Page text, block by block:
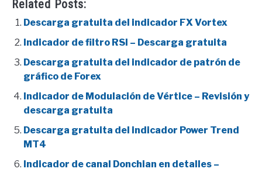
Related Posts:
Descarga gratuita del indicador FX Vortex
Indicador de filtro RSI – Descarga gratuita
Descarga gratuita del indicador de patrón de
gráfico de Forex
Indicador de Modulación de Vértice – Revisión y
descarga gratuita
Descarga gratuita del indicador Power Trend
MT4
Indicador de canal Donchian en detalles –